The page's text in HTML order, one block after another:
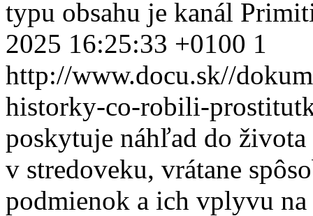
typu obsahu je kanál
2025 16:25:33 +0100 1
http://www.docu.sk//
historky-co-robili-
poskytuje náhľad do
v stredoveku, vrátane
podmienok a ich vplyvu